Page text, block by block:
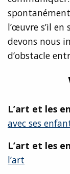
l’œuvre s’il
devons nous
d’obstacle
L’art et les
avec ses
L’art et les
l’art